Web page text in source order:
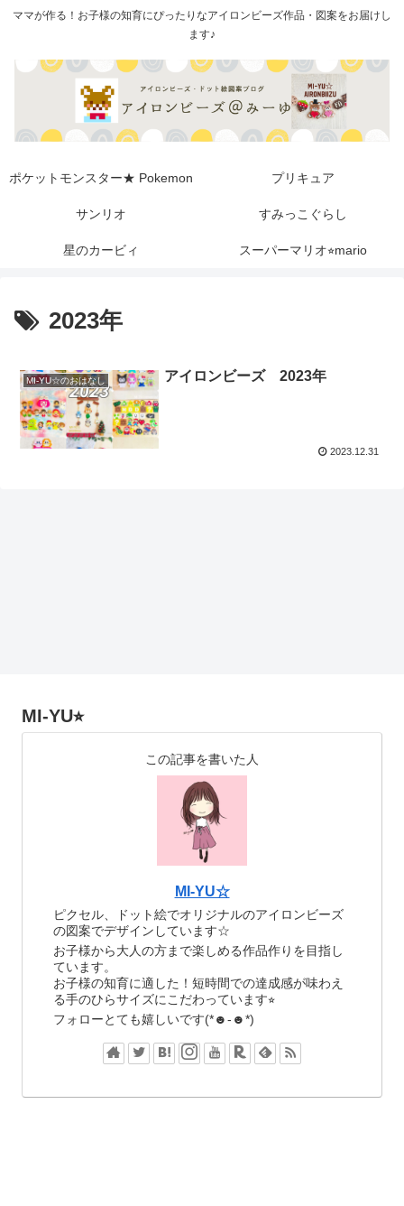
ママが作る！お子様の知育にぴったりなアイロンビーズ作品・図案をお届けし
ます♪
ポケットモンスター★ Pokemon プリキュア
サンリオ すみっこぐらし
星のカービィ スーパーマリオ⭐︎mario
2023年
MI-YU☆のおはなし アイロンビーズ 2023年
2023.12.31
MI-YU⭐︎
この記事を書いた人
MI-YU☆
ピクセル、ドット絵でオリジナルのアイロンビーズ
の図案でデザインしています☆
お子様から大人の方まで楽しめる作品作りを目指し
ています。
お子様の知育に適した！短時間での達成感が味わえ
る手のひらサイズにこだわっています⭐︎
フォローとても嬉しいです(*☻-☻*)